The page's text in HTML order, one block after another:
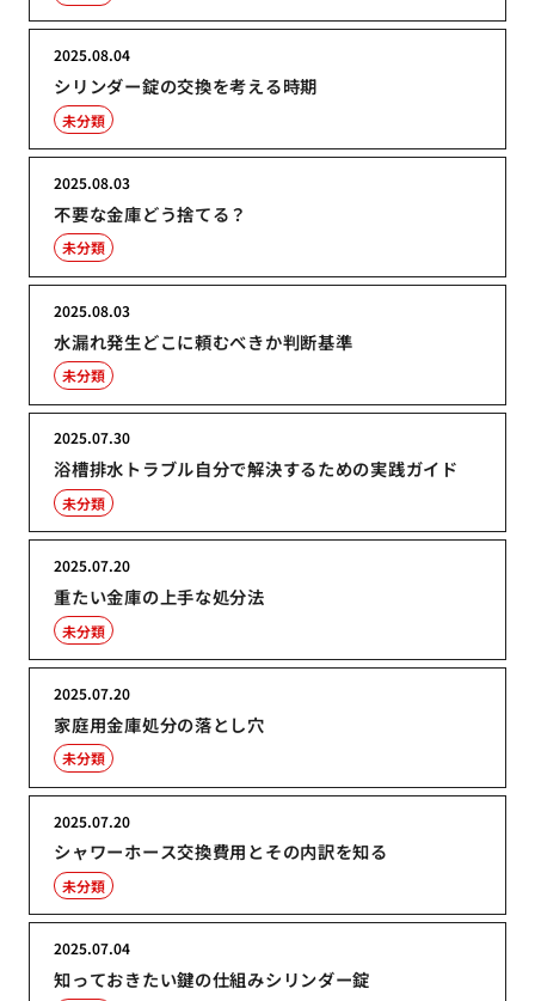
シリンダー錠の交換を考える時期
2025.08.04
未分類
不要な金庫どう捨てる？
2025.08.03
未分類
水漏れ発生どこに頼むべきか判断基準
2025.08.03
未分類
浴槽排水トラブル自分で解決するための実践ガイド
2025.07.30
未分類
重たい金庫の上手な処分法
2025.07.20
未分類
家庭用金庫処分の落とし穴
2025.07.20
未分類
シャワーホース交換費用とその内訳を知る
2025.07.20
未分類
知っておきたい鍵の仕組みシリンダー錠
2025.07.04